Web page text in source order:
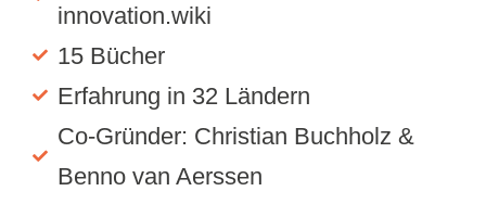
innovation.wiki
15 Bücher
Erfahrung in 32 Ländern
Co-Gründer: Christian Buchholz &
Benno van Aerssen